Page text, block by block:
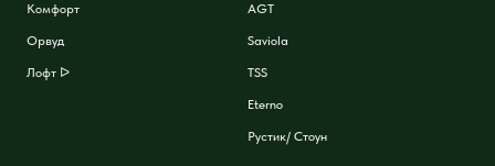
Комфорт
Орвуд
Лофт ᐅ
AGT
Saviola
TSS
Eterno
Рустик/ Стоун